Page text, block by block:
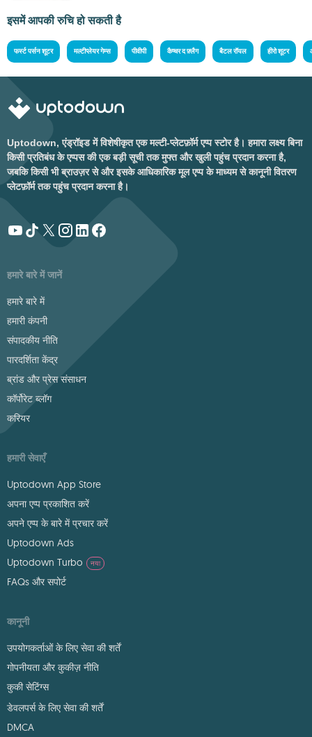
इसमें आपकी रुचि हो सकती है
फर्स्ट पर्सन शूटर मल्टीप्लेयर गेम्स पीवीपी कैप्चर द फ़्लैग बैटल रॉयल हीरो शूटर
Uptodown, एंड्रॉइड में विशेषीकृत एक मल्टी-प्लेटफ़ॉर्म एप्प स्टोर है। हमारा लक्ष्य बिना
किसी प्रतिबंध के एप्पस की एक बड़ी सूची तक मुफ्त और खुली पहुंच प्रदान करना है,
जबकि किसी भी ब्राउज़र से और इसके आधिकारिक मूल एप्प के माध्यम से कानूनी वितरण
प्लेटफ़ॉर्म तक पहुंच प्रदान करना है।
हमारे बारे में जानें
हमारे बारे में
हमारी कंपनी
संपादकीय नीति
पारदर्शिता केंद्र
ब्रांड और प्रेस संसाधन
कॉर्पोरेट ब्लॉग
करियर
हमारी सेवाएँ
Uptodown App Store
अपना एप्प प्रकाशित करें
अपने एप्प के बारे में प्रचार करें
Uptodown Ads
Uptodown Turbo
नया
FAQs और सपोर्ट
कानूनी
उपयोगकर्ताओं के लिए सेवा की शर्तें
गोपनीयता और कुकीज़ नीति
कुकी सेटिंग्स
डेवलपर्स के लिए सेवा की शर्तें
DMCA